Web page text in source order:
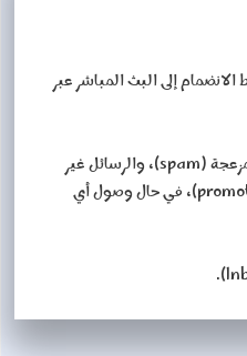
إلى البث المباشر عبر
يرجى التحقق من قسم الرسائل المزعجة (spam)، والرسائل غير
المهمة (junk)، والعروض (promotions)، في حال وصول أي